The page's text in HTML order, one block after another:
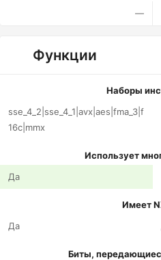
—
Функции
Наборы
sse_4_2|sse_4_1|avx|aes|fma_3|f
16c|mmx
Использует
Да
Имеет
Да
Биты,